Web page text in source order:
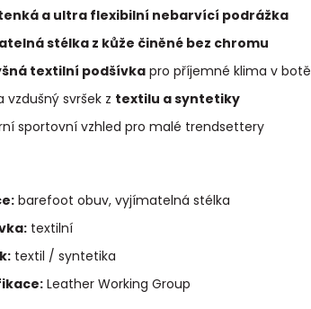
a ultra flexibilní nebarvící podrážka
stélka z kůže činěné bez chromu
textilní podšívkapro příjemné klima v botě
vzdušný svršek z textilu a syntetiky
sportovní vzhled pro malé trendsettery
barefoot obuv, vyjímatelná stélka
textilní
textil / syntetika
Leather Working Group